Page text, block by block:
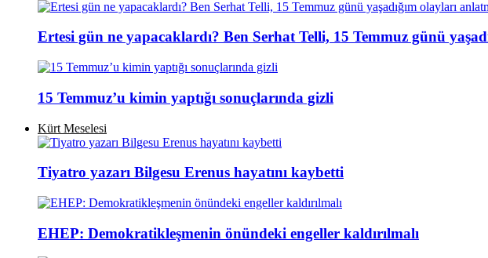
Ertesi gün ne yapacaklardı? Ben Serhat Telli, 15 Temmuz günü
15 Temmuz’u kimin yaptığı sonuçlarında gizli
Kürt Meselesi
Tiyatro yazarı Bilgesu Erenus hayatını kaybetti
EHEP: Demokratikleşmenin önündeki engeller kaldırılmalı